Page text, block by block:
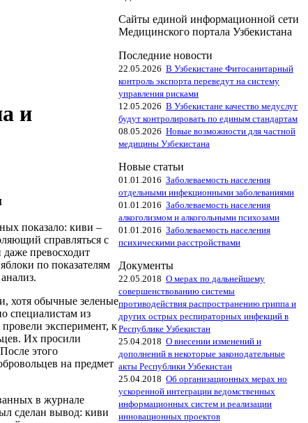
и
показало: киви –
справляться с
превосходит
по показателям
хотя обычные зеленые
специалистам из
эксперимент, к
Их просили
этого
на предмет
в журнале
сделан вывод: киви
Сайты единой информационной сети
Медицинского портала Узбекистана
Последние новости
22.05.2026 В Узбекистане Фитосанитарный
контроль экспорта переведут на систему
управления рисками
12.05.2026 В Узбекистане качество медуслуг
будут контролировать по единым стандартам
08.05.2026 Новые возможности для частной
медицины Узбекистана
Новые статьи
01.01.2016 Заболеваемость населения
отдельными инфекционными заболеваниями
01.01.2016 Заболеваемость населения
алкоголизмом и алкогольными психозами
01.01.2016 Заболеваемость населения
психическими расстройствами
Документы
22.05.2018 О мерах по дальнейшему
совершенствованию системы
противодействия распространению гриппа и
других острых респираторных инфекций в
Республике Узбекистан
25.04.2018 О внесении изменений и
дополнений в некоторые законодательные
акты Республики Узбекистан
25.04.2018 Об организационных мерах но
ускоренной интеграции ведомственных
информационных систем и реализации
инновационных проектов